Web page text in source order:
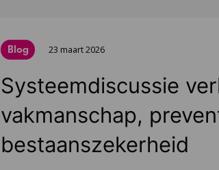
Blog 23 maart 2026
Systeemdiscussie
vakmanschap,
bestaanszekerheid